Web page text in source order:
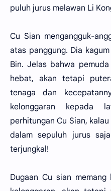
puluh jurus melawan Li
Cu Sian mengangguk-
atas panggung. Dia
Bin. Jelas bahwa
hebat, akan tetapi
tenaga dan
kelonggaran kepada
perhitungan Cu Sian,
dalam sepuluh jurus
terjungkal!
Dugaan Cu sian